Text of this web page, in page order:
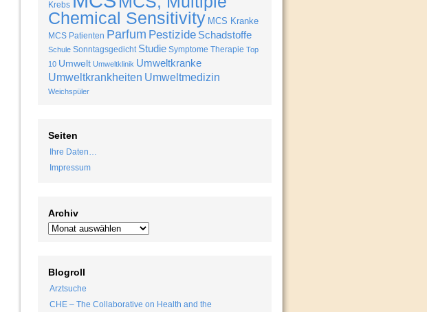
Krebs
Chemical Sensitivity MCS Kranke
MCS Patienten Parfum Pestizide Schadstoffe
Schule Sonntagsgedicht Studie Symptome Therapie Top
10 Umwelt Umweltklinik Umweltkranke
Umweltkrankheiten Umweltmedizin
Weichspüler
Seiten
Ihre Daten…
Impressum
Archiv
Blogroll
Arztsuche
CHE – The Collaborative on Health and the